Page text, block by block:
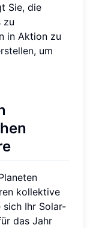
Sie, die
zu
in Aktion zu
, um
kollektive
sich Ihr Solar-
das Jahr